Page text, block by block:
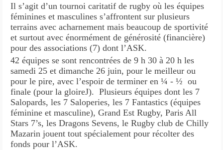
Il s’agit d’un tournoi caritatif de rugby où les équipes
féminines et masculines s’affrontent sur plusieurs
terrains avec acharnement mais beaucoup de sportivité
et surtout avec énormément de générosité (financière)
pour des associations (7) dont l’ASK.
42 équipes se sont rencontrées de 9 h 30 à 20 h les
samedi 25 et dimanche 26 juin, pour le meilleur ou
pour le pire, avec l’espoir de terminer en ¼ - ½ ou
finale (pour la gloireJ). Plusieurs équipes dont les 7
Salopards, les 7 Saloperies, les 7 Fantastics (équipes
féminine et masculine), Grand Est Rugby, Paris All
Stars 7’s, les Dragons Sevens, le Rugby club de Chilly
Mazarin jouent tout spécialement pour récolter des
fonds pour l’ASK.